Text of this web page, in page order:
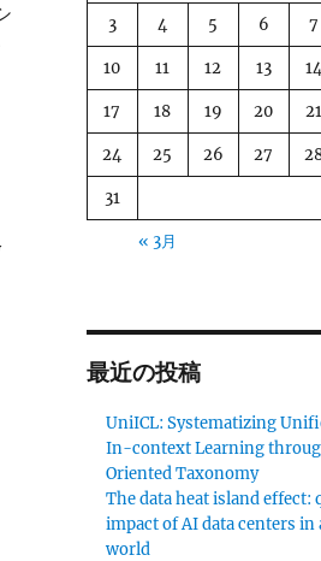
3 4 5 6 7
10 11 12 13 14
17 18 19 20 21
24 25 26 27
31
« 3月
最近の投稿
UniICL: Systematizing
In-context Learning
Oriented Taxonomy
The data heat island
impact of AI data centers in
world